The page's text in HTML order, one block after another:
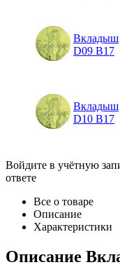
Вкладыш
D09 B17
Вкладыш
D10 B17
Войдите в учётную
ответе
Все о товаре
Описание
Характеристики
Описание